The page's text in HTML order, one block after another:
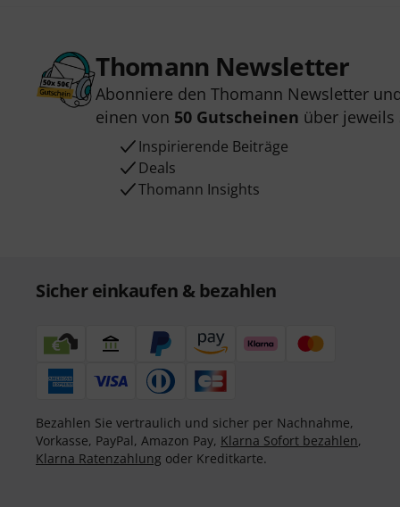
Thomann Newsletter
Abonniere den Thomann Newsletter
einen von 50 Gutscheinen über jeweils
Inspirierende Beiträge
Deals
Thomann Insights
Sicher einkaufen & bezahlen
Bezahlen Sie vertraulich und sicher per Nachnahme,
Vorkasse, PayPal, Amazon Pay, Klarna Sofort bezahlen,
Klarna Ratenzahlung oder Kreditkarte.